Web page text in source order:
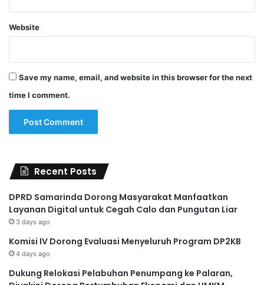
Website
Save my name, email, and website in this browser for the next
time I comment.
Recent Posts
DPRD Samarinda Dorong Masyarakat Manfaatkan
Layanan Digital untuk Cegah Calo dan Pungutan Liar
3 days ago
Komisi IV Dorong Evaluasi Menyeluruh Program DP2KB
4 days ago
Dukung Relokasi Pelabuhan Penumpang ke Palaran,